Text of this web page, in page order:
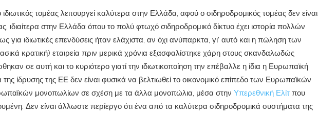
ιδιωτικός τομέας λειτουργεί καλύτερα στην Ελλάδα, αφού ο σιδηροδρομικός τομέας δεν είναι
ιδιαίτερα στην Ελλάδα όπου το πολύ φτωχό σιδηροδρομικό δίκτυο έχει ιστορία πολλών
για ιδιωτικές επενδύσεις ήταν ελάχιστα, αν όχι ανύπαρκτα, γι’ αυτό και η πώληση των
κρατική) εταιρεία πριν μερικά χρόνια εξασφαλίστηκε χάρη στους σκανδαλωδώς
σε αυτή και το κυριότερο γιατί την ιδιωτικοποίηση την επέβαλλε η ίδια η Ευρωπαϊκή
ίδρυσης της ΕΕ δεν είναι φυσικά να βελτιωθεί το οικονομικό επίπεδο των Ευρωπαϊκών
μονοπωλίων σε σχέση με τα άλλα μονοπώλια, μέσα στην Υπερεθνική Ελίτ που
Δεν είναι άλλωστε περίεργο ότι ένα από τα καλύτερα σιδηροδρομικά συστήματα της